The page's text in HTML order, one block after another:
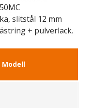
slitstål 12 mm
+ pulverlack.
Modell